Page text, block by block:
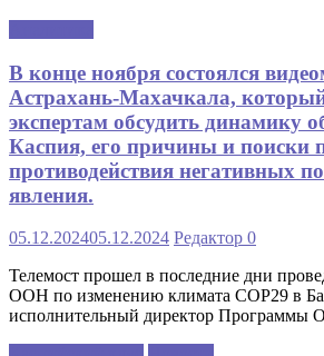
В конце ноября состоялся
Астрахань-Махачкала,
экспертам обсудить динамику
Каспия, его причины и поиски
противодействия негативных
явления.
05.12.202405.12.2024 Редактор 0
Телемост прошел в последние дни
ООН по изменению климата COP29 в
исполнительный директор Программы